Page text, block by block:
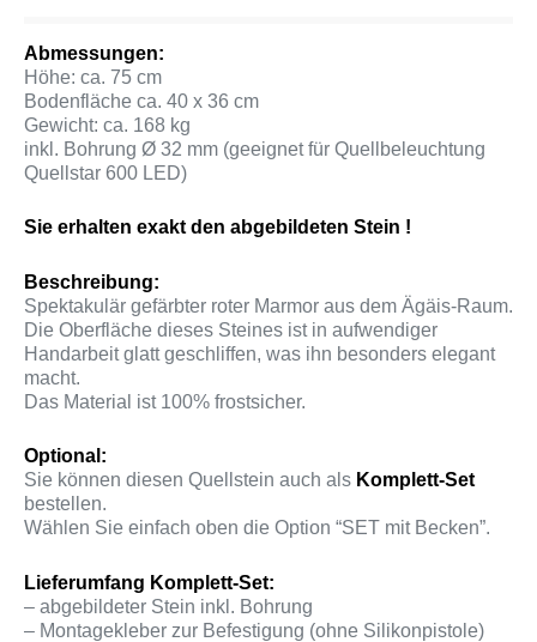
Abmessungen:
Höhe: ca. 75 cm
Bodenfläche ca. 40 x 36 cm
Gewicht: ca. 168 kg
inkl. Bohrung Ø 32 mm (geeignet für Quellbeleuchtung
Quellstar 600 LED)
Sie erhalten exakt den abgebildeten Stein !
Beschreibung:
Spektakulär gefärbter roter Marmor aus dem Ägäis-Raum.
Die Oberfläche dieses Steines ist in aufwendiger
Handarbeit glatt geschliffen, was ihn besonders elegant
macht.
Das Material ist 100% frostsicher.
Optional:
Sie können diesen Quellstein auch als Komplett-Set
bestellen.
Wählen Sie einfach oben die Option “SET mit Becken”.
Lieferumfang Komplett-Set:
– abgebildeter Stein inkl. Bohrung
– Montagekleber zur Befestigung (ohne Silikonpistole)